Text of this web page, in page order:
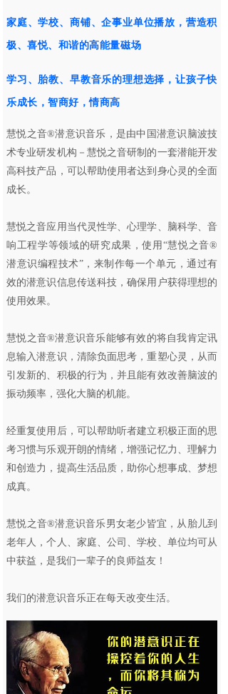
家庭、学校、 商铺、企事业单位播放，营造积
极、喜悦、和谐的高能量磁场
学习、胎教、早教音乐的理想选择，让孩子快
乐成长，智商好，情商高
慧悦之音®潜意识音乐，是由中国潜意识脑波技
术专业研发机构－慧悦之音研制的一套潜能开发
高科技产品，可以帮助使用者达到身心灵的全面
成长。
慧悦之音应用当代灵性学、心理学、脑科学、音
响工程学等领域的研究成果，使用“慧悦之音®
潜意识编程技术”，来制作每一个单元，通过有
效的潜意识信息传送科技，确保用户获得理想的
使用效果。
慧悦之音®潜意识音乐能够有效的将自我肯定讯
息输入潜意识，清除负面思考，重塑心灵，从而
引发新的、积极的行为，并且能有效改善脑波的
振动频率，强化大脑的机能。
经重复使用后，可以帮助听者建立积极正面的思
考习惯与乐观开朗的情绪，增强记忆力、理解力
和创造力，提高生活品质，助你心想事成、梦想
成真。
慧悦之音®潜意识音乐男女老少皆宜，从胎儿到
老年人，个人、家庭、公司、学校、单位均可从
中获益，是我们一辈子的良师益友！
我们的潜意识音乐正在每天改变生活。